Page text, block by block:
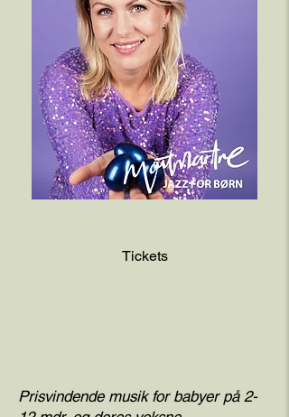
Tickets
Prisvindende musik for babyer på 2-